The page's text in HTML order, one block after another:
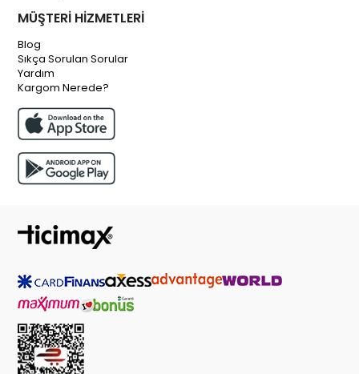
MÜŞTERİ HİZMETLERİ
Blog
Sıkça Sorulan Sorular
Yardım
Kargom Nerede?